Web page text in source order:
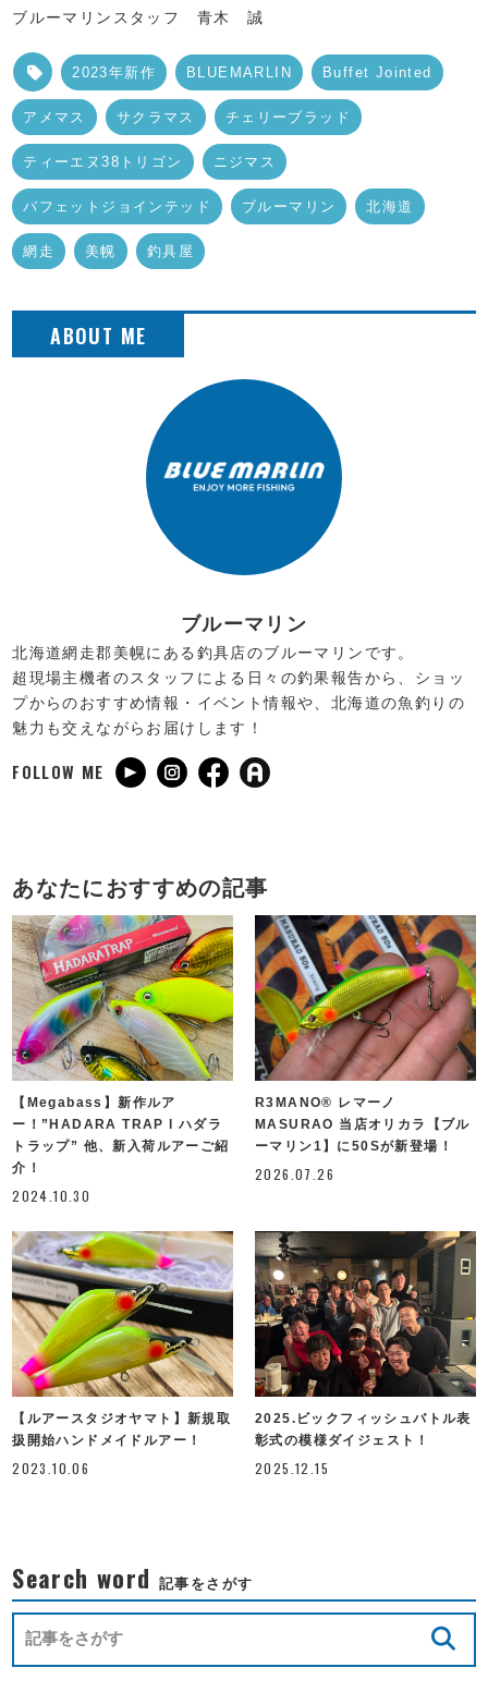
ブルーマリンスタッフ 青木 誠
2023年新作 BLUEMARLIN Buffet Jointed
アメマス サクラマス チェリーブラッド
ティーエヌ38トリゴン ニジマス
バフェットジョインテッド ブルーマリン 北海道
網走 美幌 釣具屋
ブルーマリン
北海道網走郡美幌にある釣具店のブルーマリンです。
超現場主機者のスタッフによる日々の釣果報告から、ショッ
プからのおすすめ情報・イベント情報や、北海道の魚釣りの
魅力も交えながらお届けします！
FOLLOW ME
あなたにおすすめの記事
【Megabass】新作ルア
ー！”HADARA TRAP l ハダラ
トラップ” 他、新入荷ルアーご紹
介！
2024.10.30
R3MANO®︎ レマーノ
MASURAO 当店オリカラ【ブル
ーマリン1】に50Sが新登場！
2026.07.26
【ルアースタジオヤマト】新規取
扱開始ハンドメイドルアー！
2023.10.06
2025.ビックフィッシュバトル表
彰式の模様ダイジェスト！
2025.12.15
Search word 記事をさがす